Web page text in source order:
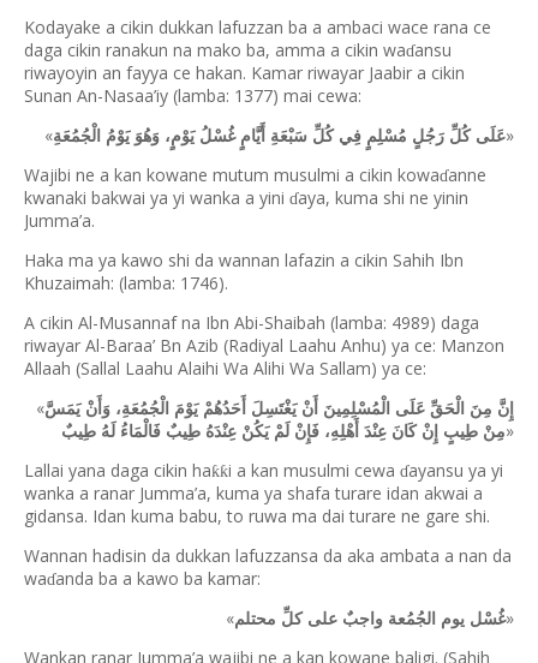
Kodayake a cikin dukkan lafuzzan ba a ambaci wace rana ce
daga cikin ranakun na mako ba, amma a cikin waɗansu
riwayoyin an fayya ce hakan. Kamar riwayar Jaabir a cikin
Sunan An-Nasaa’iy (lamba: 1377) mai cewa:
«عَلَى كُلِّ رَجُلٍ مُسْلِمٍ فِي كُلِّ سَبْعَةِ أَيَّامٍ غُسْلُ يَوْمٍ، وَهُوَ يَوْمُ الْجُمُعَةِ»
Wajibi ne a kan kowane mutum musulmi a cikin kowaɗanne
kwanaki bakwai ya yi wanka a yini ɗaya, kuma shi ne yinin
Jumma’a.
Haka ma ya kawo shi da wannan lafazin a cikin Sahih Ibn
Khuzaimah: (lamba: 1746).
A cikin Al-Musannaf na Ibn Abi-Shaibah (lamba: 4989) daga
riwayar Al-Baraa’ Bn Azib (Radiyal Laahu Anhu) ya ce: Manzon
Allaah (Sallal Laahu Alaihi Wa Alihi Wa Sallam) ya ce:
«إِنَّ مِنَ الْحَقِّ عَلَى الْمُسْلِمِينَ أَنْ يَغْتَسِلَ أَحَدُهُمْ يَوْمَ الْجُمُعَةِ، وَأَنْ يَمَسَّ
مِنْ طِيبٍ إِنْ كَانَ عِنْدَ أَهْلِهِ، فَإِنْ لَمْ يَكُنْ عِنْدَهُ طِيبٌ فَالْمَاءُ لَهُ طِيبٌ»
Lallai yana daga cikin haƙƙi a kan musulmi cewa ɗayansu ya yi
wanka a ranar Jumma’a, kuma ya shafa turare idan akwai a
gidansa. Idan kuma babu, to ruwa ma dai turare ne gare shi.
Wannan hadisin da dukkan lafuzzansa da aka ambata a nan da
waɗanda ba a kawo ba kamar:
«غُسْل يوم الجُمُعة واجبٌ على كلِّ محتلم»
Wankan ranar Jumma’a wajibi ne a kan kowane baligi. (Sahih